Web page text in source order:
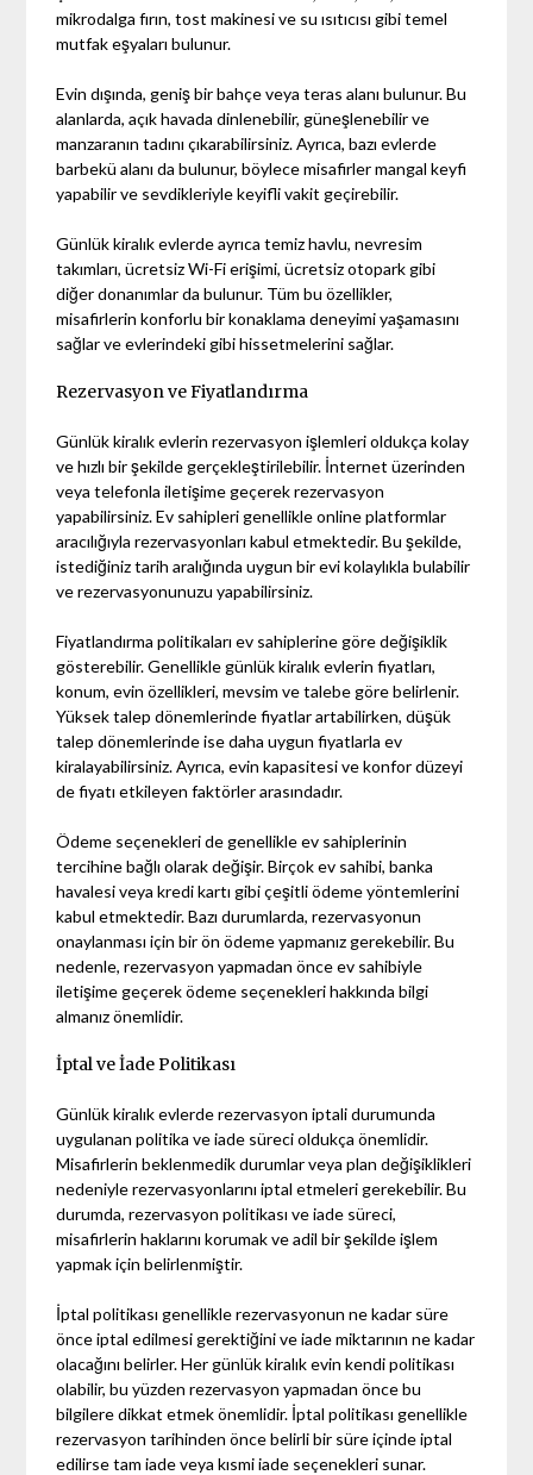
mikrodalga fırın, tost makinesi ve su ısıtıcısı gibi temel
mutfak eşyaları bulunur.
Evin dışında, geniş bir bahçe veya teras alanı bulunur. Bu
alanlarda, açık havada dinlenebilir, güneşlenebilir ve
manzaranın tadını çıkarabilirsiniz. Ayrıca, bazı evlerde
barbekü alanı da bulunur, böylece misafirler mangal keyfi
yapabilir ve sevdikleriyle keyifli vakit geçirebilir.
Günlük kiralık evlerde ayrıca temiz havlu, nevresim
takımları, ücretsiz Wi-Fi erişimi, ücretsiz otopark gibi
diğer donanımlar da bulunur. Tüm bu özellikler,
misafirlerin konforlu bir konaklama deneyimi yaşamasını
sağlar ve evlerindeki gibi hissetmelerini sağlar.
Rezervasyon ve Fiyatlandırma
Günlük kiralık evlerin rezervasyon işlemleri oldukça kolay
ve hızlı bir şekilde gerçekleştirilebilir. İnternet üzerinden
veya telefonla iletişime geçerek rezervasyon
yapabilirsiniz. Ev sahipleri genellikle online platformlar
aracılığıyla rezervasyonları kabul etmektedir. Bu şekilde,
istediğiniz tarih aralığında uygun bir evi kolaylıkla bulabilir
ve rezervasyonunuzu yapabilirsiniz.
Fiyatlandırma politikaları ev sahiplerine göre değişiklik
gösterebilir. Genellikle günlük kiralık evlerin fiyatları,
konum, evin özellikleri, mevsim ve talebe göre belirlenir.
Yüksek talep dönemlerinde fiyatlar artabilirken, düşük
talep dönemlerinde ise daha uygun fiyatlarla ev
kiralayabilirsiniz. Ayrıca, evin kapasitesi ve konfor düzeyi
de fiyatı etkileyen faktörler arasındadır.
Ödeme seçenekleri de genellikle ev sahiplerinin
tercihine bağlı olarak değişir. Birçok ev sahibi, banka
havalesi veya kredi kartı gibi çeşitli ödeme yöntemlerini
kabul etmektedir. Bazı durumlarda, rezervasyonun
onaylanması için bir ön ödeme yapmanız gerekebilir. Bu
nedenle, rezervasyon yapmadan önce ev sahibiyle
iletişime geçerek ödeme seçenekleri hakkında bilgi
almanız önemlidir.
İptal ve İade Politikası
Günlük kiralık evlerde rezervasyon iptali durumunda
uygulanan politika ve iade süreci oldukça önemlidir.
Misafirlerin beklenmedik durumlar veya plan değişiklikleri
nedeniyle rezervasyonlarını iptal etmeleri gerekebilir. Bu
durumda, rezervasyon politikası ve iade süreci,
misafirlerin haklarını korumak ve adil bir şekilde işlem
yapmak için belirlenmiştir.
İptal politikası genellikle rezervasyonun ne kadar süre
önce iptal edilmesi gerektiğini ve iade miktarının ne kadar
olacağını belirler. Her günlük kiralık evin kendi politikası
olabilir, bu yüzden rezervasyon yapmadan önce bu
bilgilere dikkat etmek önemlidir. İptal politikası genellikle
rezervasyon tarihinden önce belirli bir süre içinde iptal
edilirse tam iade veya kısmi iade seçenekleri sunar.